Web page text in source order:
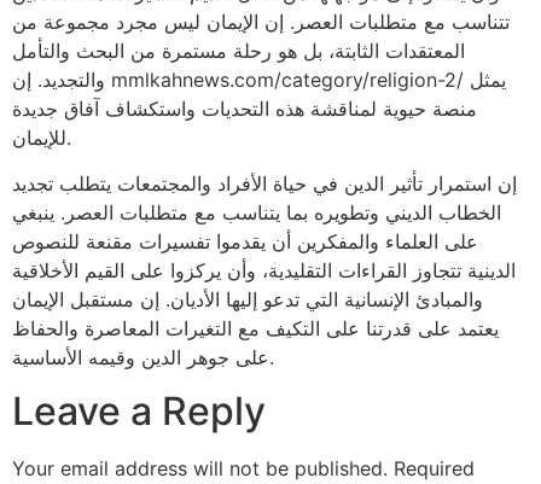
تتناسب مع متطلبات العصر. إن الإيمان ليس مجرد مجموعة من
المعتقدات الثابتة، بل هو رحلة مستمرة من البحث والتأمل
والتجديد. إن mmlkahnews.com/category/religion-2/ يمثل
منصة حيوية لمناقشة هذه التحديات واستكشاف آفاق جديدة
للإيمان.
إن استمرار تأثير الدين في حياة الأفراد والمجتمعات يتطلب تجديد
الخطاب الديني وتطويره بما يتناسب مع متطلبات العصر. ينبغي
على العلماء والمفكرين أن يقدموا تفسيرات مقنعة للنصوص
الدينية تتجاوز القراءات التقليدية، وأن يركزوا على القيم الأخلاقية
والمبادئ الإنسانية التي تدعو إليها الأديان. إن مستقبل الإيمان
يعتمد على قدرتنا على التكيف مع التغيرات المعاصرة والحفاظ
على جوهر الدين وقيمه الأساسية.
Leave a Reply
Your email address will not be published. Required